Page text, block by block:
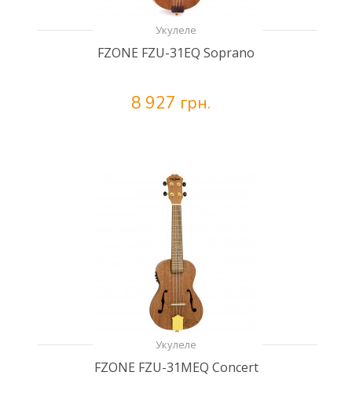
Укулеле
FZONE FZU-31EQ Soprano
8 927 грн.
Укулеле
FZONE FZU-31MEQ Concert